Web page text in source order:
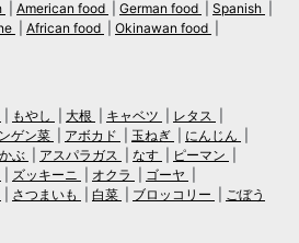
American food German food
Spanish
African food
Okinawan food
もやし 大根 キャベツ
レタス
ゲン菜 アボカド 玉ねぎ
にんじん
かぶ アスパラガス なす
ピーマン
ズッキーニ オクラ
ゴーヤ
さつまいも 白菜 ブロッコリー ごぼう